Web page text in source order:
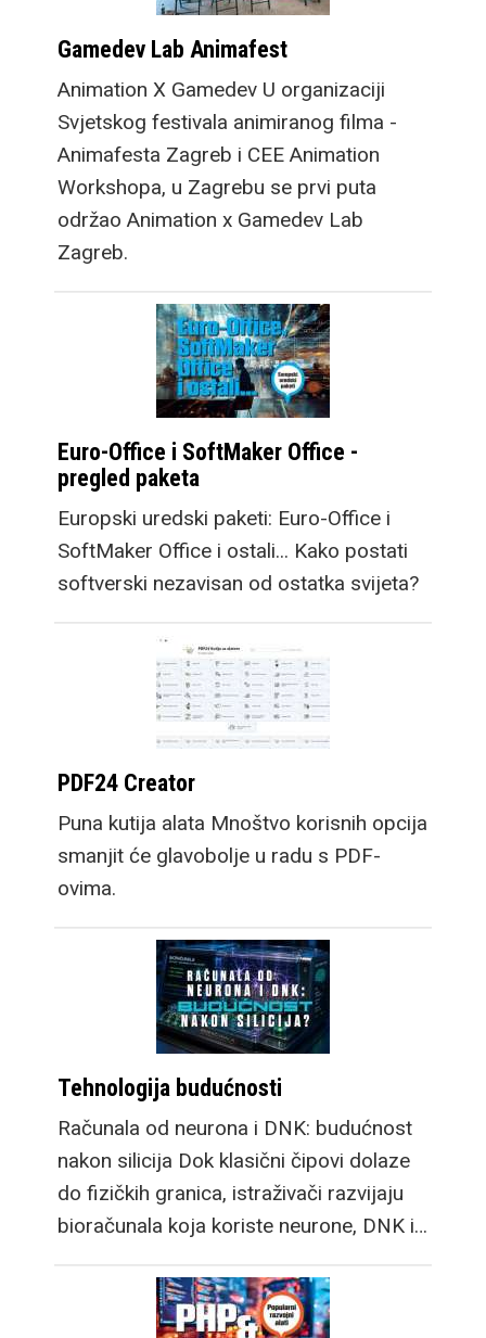
Gamedev Lab Animafest
Animation X Gamedev U organizaciji
Svjetskog festivala animiranog filma -
Animafesta Zagreb i CEE Animation
Workshopa, u Zagrebu se prvi puta
održao Animation x Gamedev Lab
Zagreb.
Euro-Office i SoftMaker Office -
pregled paketa
Europski uredski paketi: Euro-Office i
SoftMaker Office i ostali... Kako postati
softverski nezavisan od ostatka svijeta?
PDF24 Creator
Puna kutija alata Mnoštvo korisnih opcija
smanjit će glavobolje u radu s PDF-
ovima.
Tehnologija budućnosti
Računala od neurona i DNK: budućnost
nakon silicija Dok klasični čipovi dolaze
do fizičkih granica, istraživači razvijaju
bioračunala koja koriste neurone, DNK i…